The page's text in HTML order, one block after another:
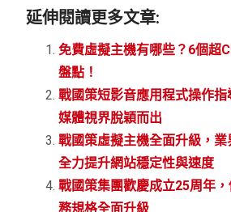
延伸閱讀更多文章:
免費虛擬主機有哪些？6個超
盤點！
戰國策短影音應用程式操作指
媒體視界脫穎而出
戰國策虛擬主機全面升級，業
全力提升網站穩定性與速度
戰國策集團歡慶成立25周年
務規格全面升級